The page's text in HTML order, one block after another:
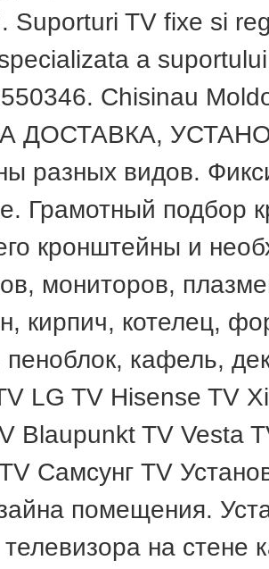
Suporturi TV fixe si
a
Chisinau
ДОСТАВКА,
разных видов.
Грамотный подбор
кронштейны и
мониторов,
кирпич, котелец,
пеноблок, кафель,
LG TV Hisense TV
Blaupunkt TV Vesta
Самсунг TV
помещения.
телевизора на стене